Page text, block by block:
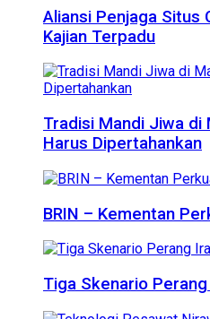
Aliansi Penjaga Situs
Kajian Terpadu
Tradisi Mandi Jiwa di
Harus Dipertahankan
BRIN – Kementan
Tiga Skenario